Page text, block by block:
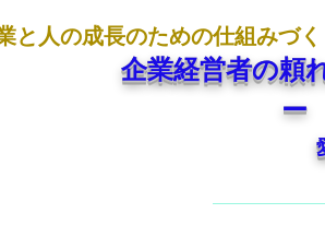
と人の成長のための仕組みづく
企業経営者の頼
ー